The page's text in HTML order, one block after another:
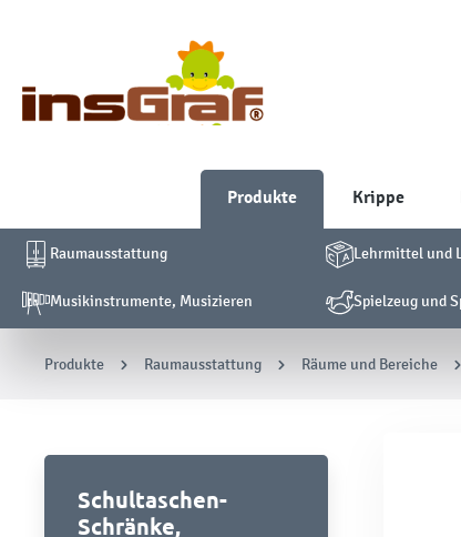
Produkte Krippe
Raumausstattung Lehrmittel und
Musikinstrumente, Musizieren Spielzeug und
Produkte Raumausstattung Räume und Bereiche
Schultaschen-
Schränke,